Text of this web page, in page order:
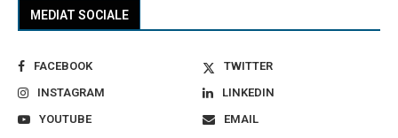
MEDIAT SOCIALE
FACEBOOK
TWITTER
INSTAGRAM
LINKEDIN
YOUTUBE
EMAIL